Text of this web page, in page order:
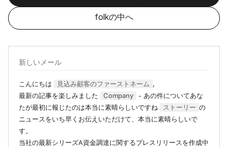
新しいメール
こんにちは 見込み顧客のファーストネーム ,
最新の記事を楽しみました
Company
- あの件についてあな
たが最初に報じたのは本当に素晴らしいですね
ストーリー の
ニュースをいち早くお伝えいただけて、本当に素晴らしいで
す。
当社の最新シリーズA資金調達に関するプレスリリースを作成中
folkの中へ